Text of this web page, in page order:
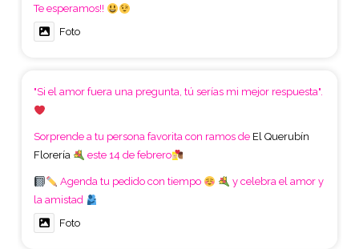
Te esperamos!!
Foto
"Si el amor fuera una pregunta, tú serías mi mejor respuesta".
Sorprende a tu persona favorita con ramos de El Querubín
Florería
este 14 de febrero
Agenda tu pedido con tiempo
y celebra el amor y
la amistad
Foto